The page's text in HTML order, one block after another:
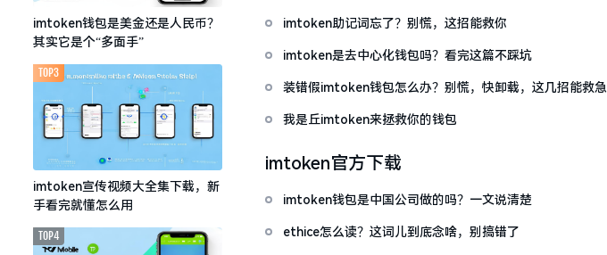
imtoken钱包是美金还是人民币？
其实它是个“多面手”
imtoken宣传视频大全集下载，新
手看完就懂怎么用
TOP3
TOP4
imtoken助记词忘了？别慌，这招能救你
imtoken是去中心化钱包吗？看完这篇不踩坑
装错假imtoken钱包怎么办？别慌，快卸载，这几招能救急
我是丘imtoken来拯救你的钱包
imtoken官方下载
imtoken钱包是中国公司做的吗？一文说清楚
ethice怎么读？这词儿到底念啥，别搞错了